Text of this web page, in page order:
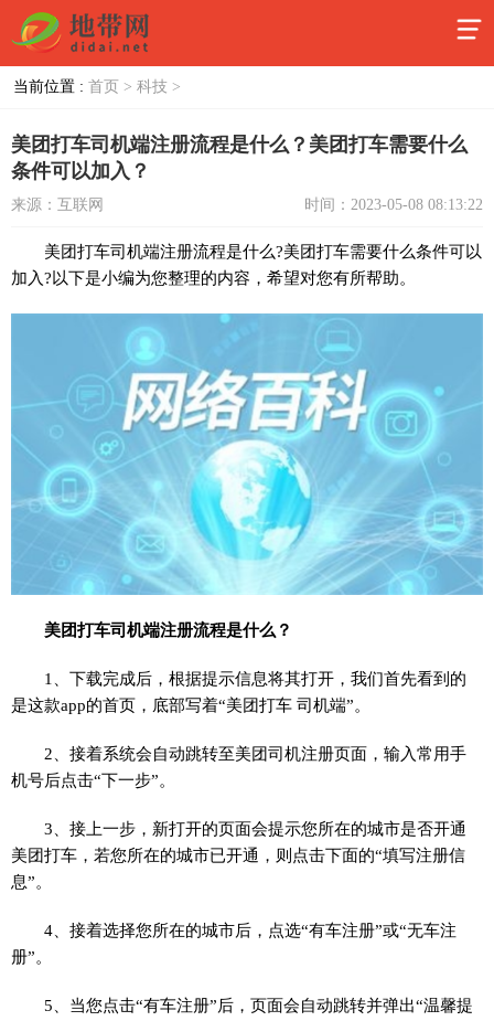
当前位置 : 首页 > 科技 >
美团打车司机端注册流程是什么？美团打车需要什么
条件可以加入？
来源：互联网 时间：2023-05-08 08:13:22
美团打车司机端注册流程是什么?美团打车需要什么条件可以
加入?以下是小编为您整理的内容，希望对您有所帮助。
美团打车司机端注册流程是什么？
1、下载完成后，根据提示信息将其打开，我们首先看到的
是这款app的首页，底部写着“美团打车 司机端”。
2、接着系统会自动跳转至美团司机注册页面，输入常用手
机号后点击“下一步”。
3、接上一步，新打开的页面会提示您所在的城市是否开通
美团打车，若您所在的城市已开通，则点击下面的“填写注册信
息”。
4、接着选择您所在的城市后，点选“有车注册”或“无车注
册”。
5、当您点击“有车注册”后，页面会自动跳转并弹出“温馨提